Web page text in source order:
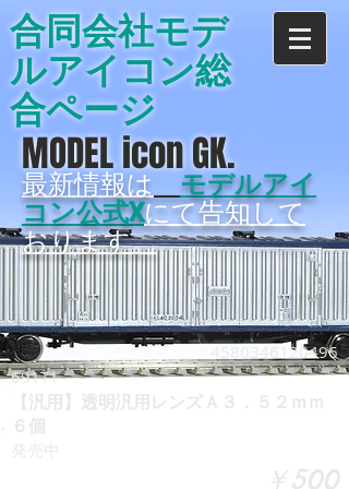
合同会社モデ
ルアイコン総
合ページ
MODEL icon GK.
最新情報は
モデルアイ
コン公式Xにて告知して
おります。
4580346120496
691T1